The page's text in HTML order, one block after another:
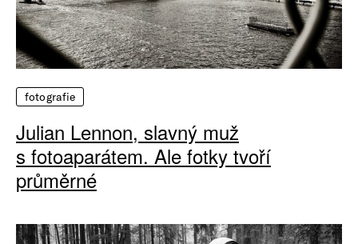
fotografie
Julian Lennon, slavný muž
s fotoaparátem. Ale fotky tvoří
průměrné